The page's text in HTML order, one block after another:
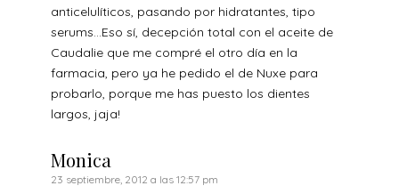
anticelulíticos, pasando por hidratantes, tipo
serums…Eso sí, decepción total con el aceite de
Caudalie que me compré el otro día en la
farmacia, pero ya he pedido el de Nuxe para
probarlo, porque me has puesto los dientes
largos, jaja!
Monica
23 septiembre, 2012 a las 12:57 pm